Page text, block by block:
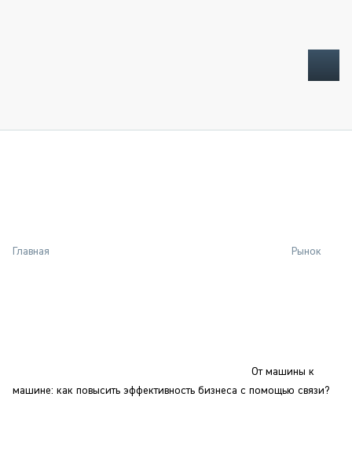
СПЕЦПРОЕКТЫ
Главная Рынок
От машины к
машине: как повысить эффективность бизнеса с помощью связи?